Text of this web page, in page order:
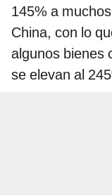
145% a
China, con lo
algunos bienes
se elevan al